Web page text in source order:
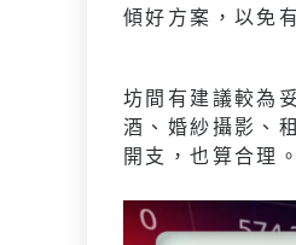
傾好方案，以免
坊間有建議較為
酒、婚紗攝影、
開支，也算合理